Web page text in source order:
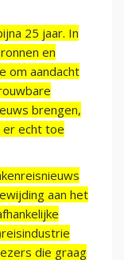
25 jaar. In
en
om aandacht
brengen,
er echt toe
aan het
die graag